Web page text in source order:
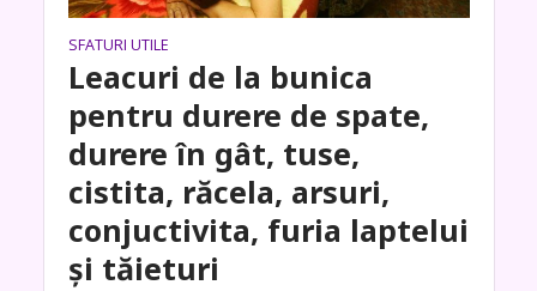
SFATURI UTILE
Leacuri de la bunica
pentru durere de spate,
durere în gât, tuse,
cistita, răcela, arsuri,
conjuctivita, furia laptelui
și tăieturi